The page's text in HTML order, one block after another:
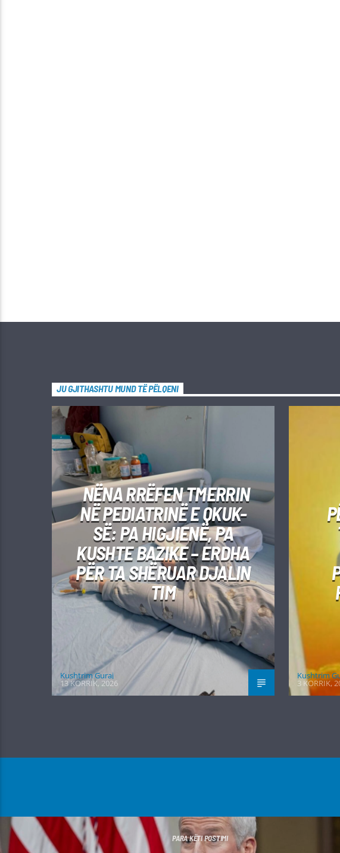
JU GJITHASHTU MUND TË PËLQENI
NËNA RRËFEN TMERRIN
NË PEDIATRINË E QKUK-
SË: PA HIGJIENË, PA
KUSHTE BAZIKE – ERDHA
PËR TA SHËRUAR DJALIN
TIM
Kushtrim Guraj
13 KORRIK, 2026
Kushtrim
3 KORRIK,
PARA KËTI POSTIMI